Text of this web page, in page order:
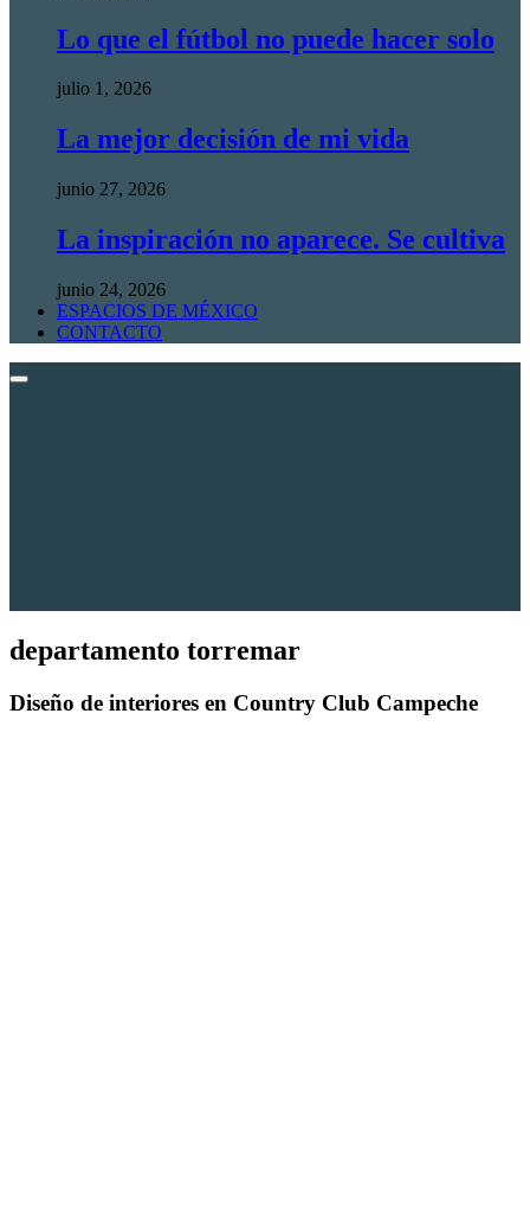
Lo que el fútbol no puede hacer solo
julio 1, 2026
La mejor decisión de mi vida
junio 27, 2026
La inspiración no aparece. Se cultiva
junio 24, 2026
ESPACIOS DE MÉXICO
CONTACTO
departamento torremar
Diseño de interiores en Country Club Campeche